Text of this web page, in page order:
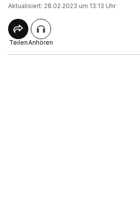
Aktualisiert: 28.02.2023 um 13:13 Uhr
TeilenAnhören